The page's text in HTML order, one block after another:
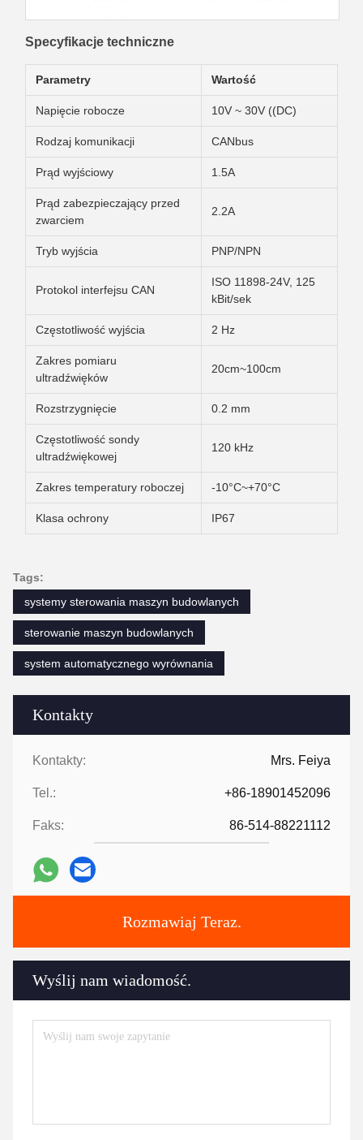
Kontakty
Kontakty: Mrs. Feiya
Tel.: +86-18901452096
Faks: 86-514-88221112
Rozmawiaj Teraz.
Wyślij nam wiadomość.
Specyfikacje techniczne
Parametry Wartość
Napięcie robocze 10V ~ 30V ((DC)
Rodzaj komunikacji CANbus
Prąd wyjściowy 1.5A
Prąd zabezpieczający przed
zwarciem
2.2A
Tryb wyjścia PNP/NPN
Protokol interfejsu CAN
ISO 11898-24V, 125
kBit/sek
Częstotliwość wyjścia 2 Hz
Zakres pomiaru
ultradźwięków
20cm~100cm
Rozstrzygnięcie 0.2 mm
Częstotliwość sondy
ultradźwiękowej
120 kHz
Zakres temperatury roboczej -10°C~+70°C
Klasa ochrony IP67
Tags:
systemy sterowania maszyn budowlanych
sterowanie maszyn budowlanych
system automatycznego wyrównania